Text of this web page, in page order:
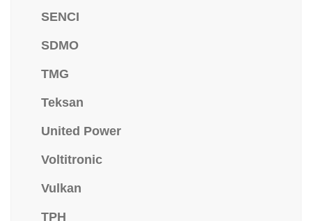
SENCI
SDMO
TMG
Teksan
United Power
Voltitronic
Vulkan
TPH